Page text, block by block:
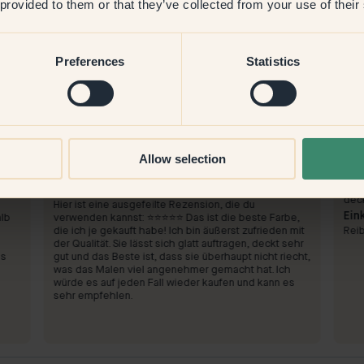
to them or that they’ve collected from your use of
Preferences Statistics
Allow selection
Zum Streichen mit: 96 — Pigeon Blue
Hier ist eine ausgefeilte Rezension, die du
verwenden kannst: ⭐⭐⭐⭐⭐ Das ist die beste Farbe,
die ich je gekauft habe! Ich bin äußerst zufrieden mit
der Qualität. Sie lässt sich glatt auftragen, deckt sehr
gut und das Beste ist, dass sie überhaupt nicht riecht,
was das Malen viel angenehmer gemacht hat. Ich
würde es auf jeden Fall wieder kaufen und kann es
sehr empfehlen.